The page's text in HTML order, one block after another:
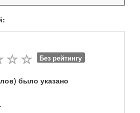
Без рейтингу
было указано